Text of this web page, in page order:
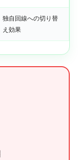
独自回線への切り替
え効果